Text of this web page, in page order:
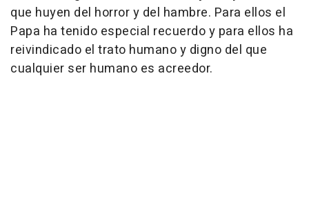
que huyen del horror y del hambre. Para ellos el
Papa ha tenido especial recuerdo y para ellos ha
reivindicado el trato humano y digno del que
cualquier ser humano es acreedor.